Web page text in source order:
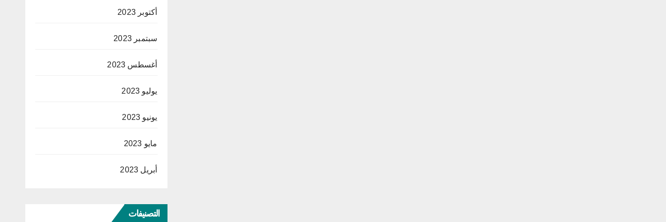
أكتوبر 2023
سبتمبر 2023
أغسطس 2023
يوليو 2023
يونيو 2023
مايو 2023
أبريل 2023
التصنيفات